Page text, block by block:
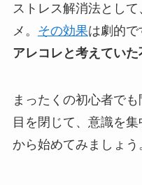
ストレス解消法とし
メ。 その効果は劇的で
アレコレと考えてい
まったくの初心者でも
目を閉じて、意識を
から始めてみましょう